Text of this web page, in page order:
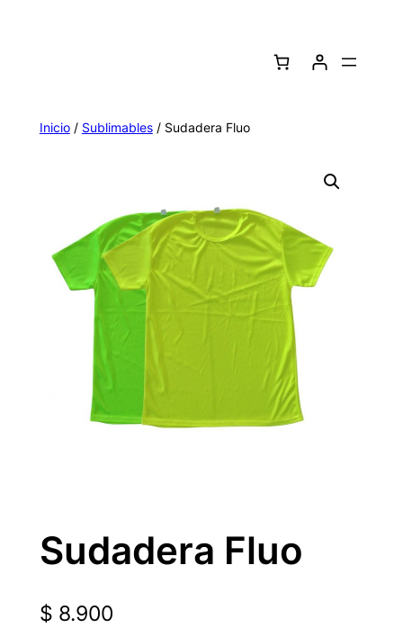
Inicio/ Sublimables/ Sudadera Fluo
Sudadera Fluo
$ 8.900